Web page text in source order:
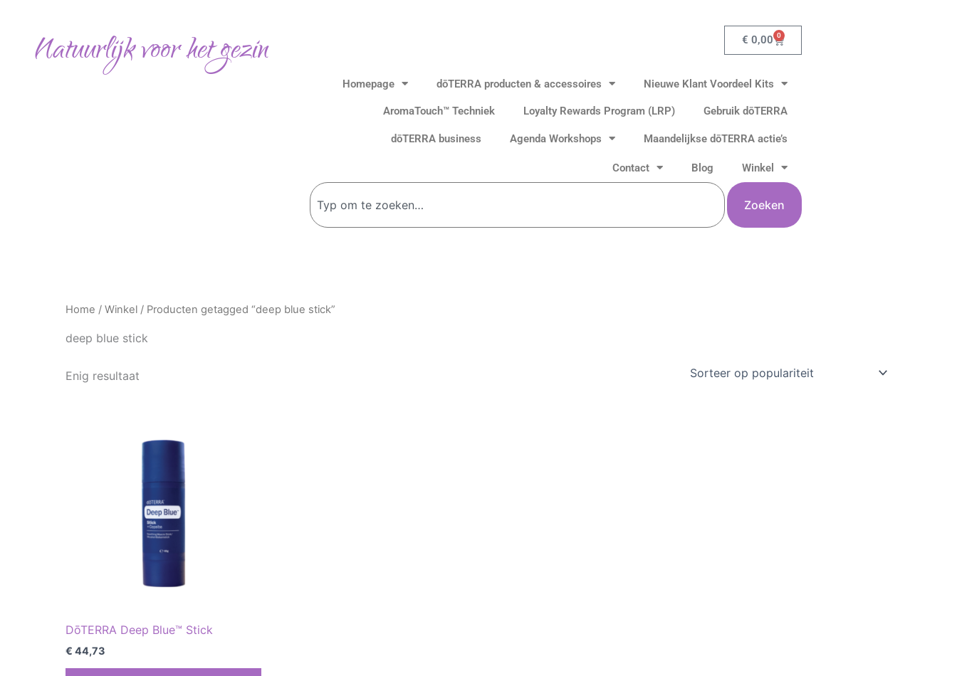
Natuurlijk voor het gezin € 0,00 0
Winkelwagen
Homepage dōTERRA producten & accessoires Nieuwe Klant Voordeel Kits
AromaTouch™ Techniek Loyalty Rewards Program (LRP) Gebruik dōTERRA
dōTERRA business Agenda Workshops Maandelijkse dōTERRA actie’s
Contact Blog Winkel
Zoeken
Zoeken
Home / Winkel / Producten getagged “deep blue stick”
deep blue stick
Enig resultaat
DōTERRA Deep Blue™ Stick
€ 44,73